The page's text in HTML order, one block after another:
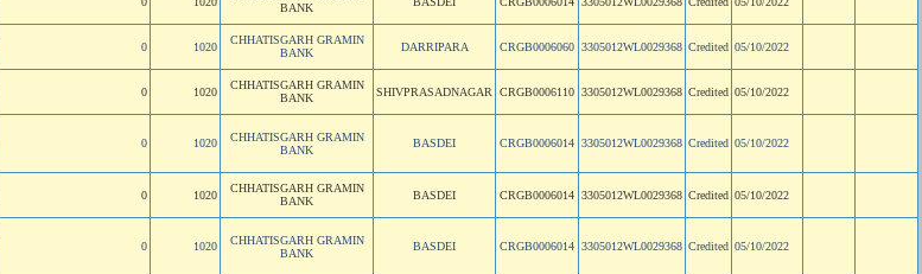
BANK
0 1020
CHHATISGARH GRAMIN
BANK
DARRIPARA CRGB0006060 3305012WL0029368 Credited 05/10/2022
0 1020
CHHATISGARH GRAMIN
BANK
SHIVPRASADNAGAR CRGB0006110 3305012WL0029368 Credited 05/10/2022
0 1020
CHHATISGARH GRAMIN
BANK
BASDEI CRGB0006014 3305012WL0029368 Credited 05/10/2022
0 1020
CHHATISGARH GRAMIN
BANK
BASDEI CRGB0006014 3305012WL0029368 Credited 05/10/2022
0 1020
CHHATISGARH GRAMIN
BANK
BASDEI CRGB0006014 3305012WL0029368 Credited 05/10/2022